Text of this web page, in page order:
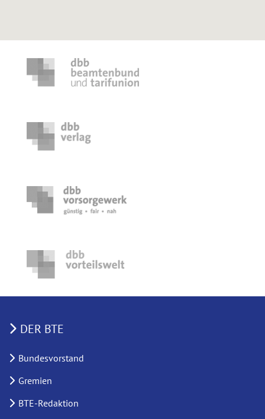
DER BTE
Bundesvorstand
Gremien
BTE-Redaktion